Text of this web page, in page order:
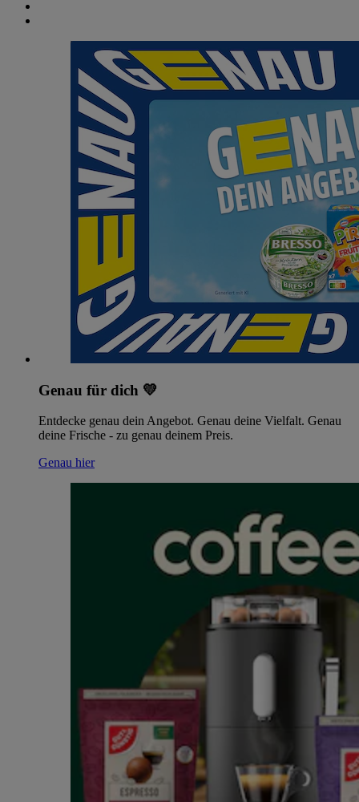
Genau für dich 💛
Entdecke genau dein Angebot. Genau deine Vielfalt. Genau
deine Frische - zu genau deinem Preis.
Genau hier